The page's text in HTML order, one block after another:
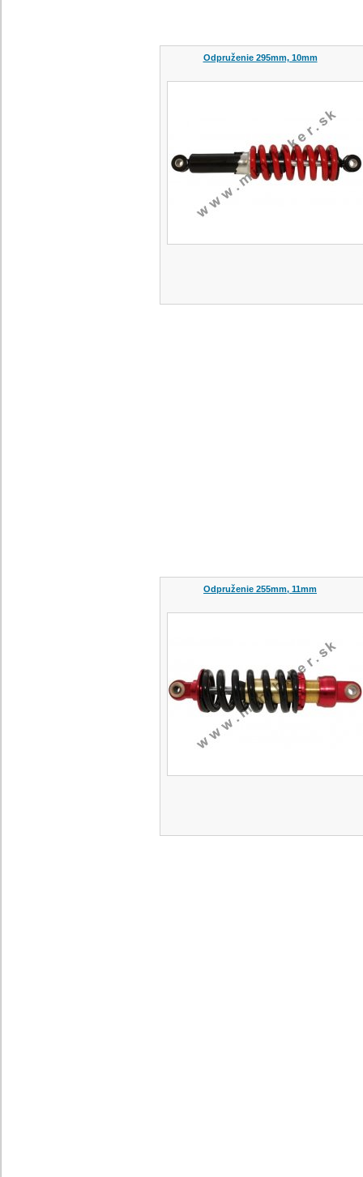
Odpruženie 295mm, 10mm
Odpruženie 255mm, 11mm